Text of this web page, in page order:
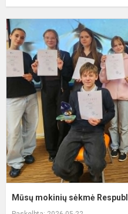
Mūsų mokinių sėkmė